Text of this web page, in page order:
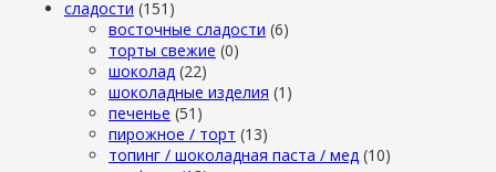
сладости (151)
восточные сладости (6)
торты свежие (0)
шоколад (22)
шоколадные изделия (1)
печенье (51)
пирожное / торт (13)
топинг / шоколадная паста / мед (10)